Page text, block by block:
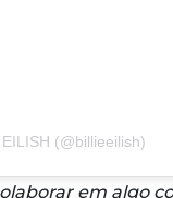
(@billieeilish)
em algo